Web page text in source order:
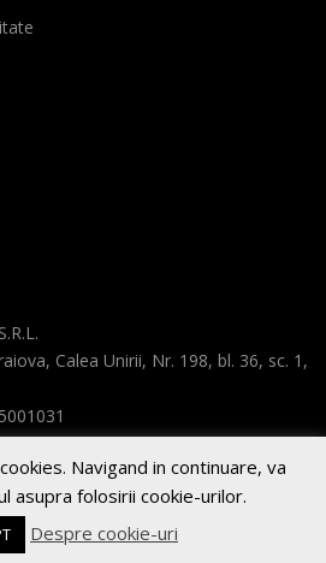
Calea Unirii, Nr. 198, bl. 36, sc. 1,
1993
GO TO TOP
Navigand in continuare, va
asupra folosirii cookie-urilor.
Despre cookie-uri